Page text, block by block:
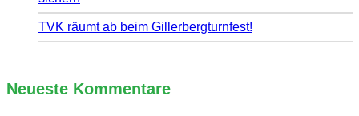
TVK räumt ab beim Gillerbergturnfest!
Neueste Kommentare